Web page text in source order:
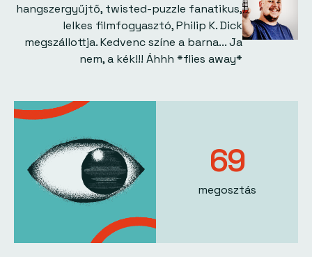
69
megosztás
hangszergyűjtő, twisted-puzzle fanatikus,
lelkes filmfogyasztó, Philip K. Dick
megszállottja. Kedvenc színe a barna... Ja
nem, a kék!!! Áhhh *flies away*